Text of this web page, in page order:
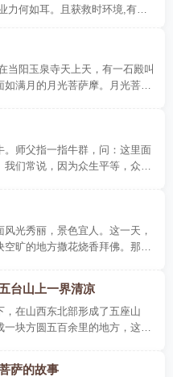
力何如耳。且获救时环境,有须
当阳玉泉寺天上天，有一石殿叫
如满月的月光菩萨摩。月光菩萨
。师父指一指牛群，问：这里面
们常说，因为众生平等，众生
光秀丽，景色宜人。这一天，
旷的地方撒花烧香拜佛。那个
台山上一界清凉
在山西东北部形成了五座山
块方圆五百余里的地方，这便
萨的故事